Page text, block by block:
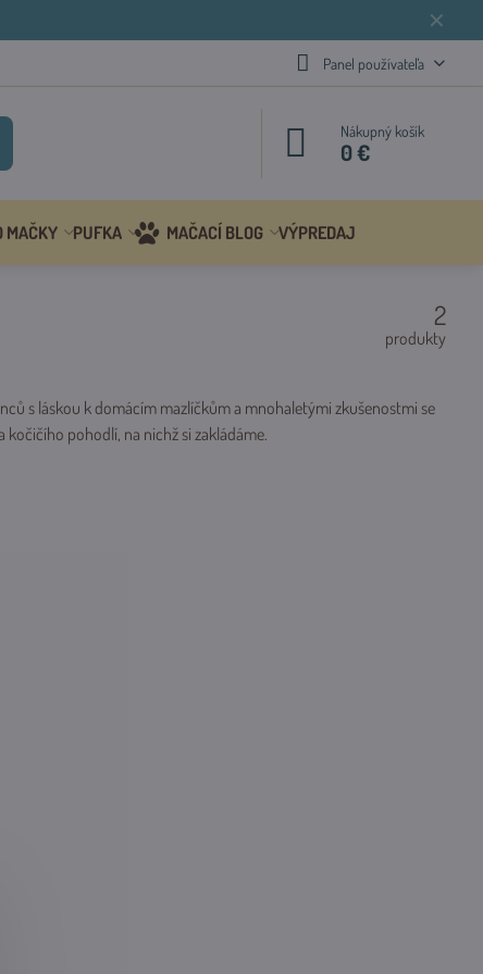
✕
Panel používateľa
Nákupný košík
0 €
MAČKY PUFKA MAČACÍ BLOG VÝPREDAJ
2
produkty
s láskou k domácím mazlíčkům a mnohaletými zkušenostmi se
pohodlí, na nichž si zakládáme.